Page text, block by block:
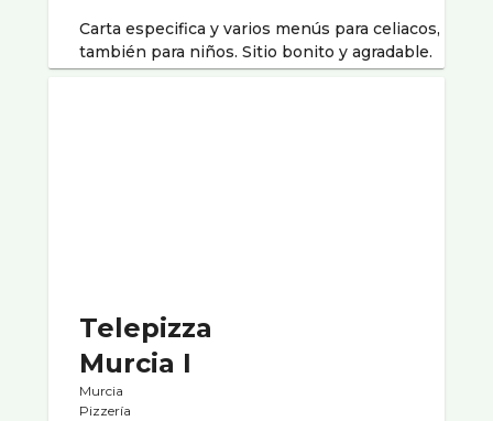
Carta especifica y varios menús para celiacos,
también para niños. Sitio bonito y agradable.
Telepizza
Murcia I
Murcia
Pizzerí­a